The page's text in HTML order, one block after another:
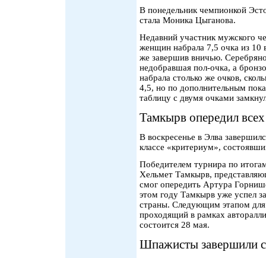
В понедельник чемпионкой
стала Моника Цыганова.
Недавний участник мужского
женщин набрала 7,5 очка из 10
же завершив вничью.
недобравшая пол-очка, а
набрала столько же очков,
4,5, но по дополнительным
таблицу с двумя очками
Тамкырв опередил всех
В воскресенье в Элва
классе «критериум»,
Победителем турнира по
Хельмет Тамкырв,
смог опередить Артура
этом году Тамкырв уже успел
страны. Следующим этапом для
проходящий в рамках
состоится 28 мая.
Шпажисты завершили